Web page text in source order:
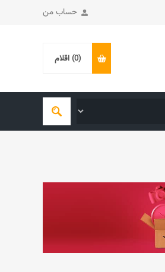
حساب من
(0) اقلام